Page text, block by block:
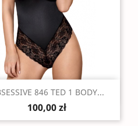
Szybki podgląd
846 TED 1 BODY...
100,00 zł